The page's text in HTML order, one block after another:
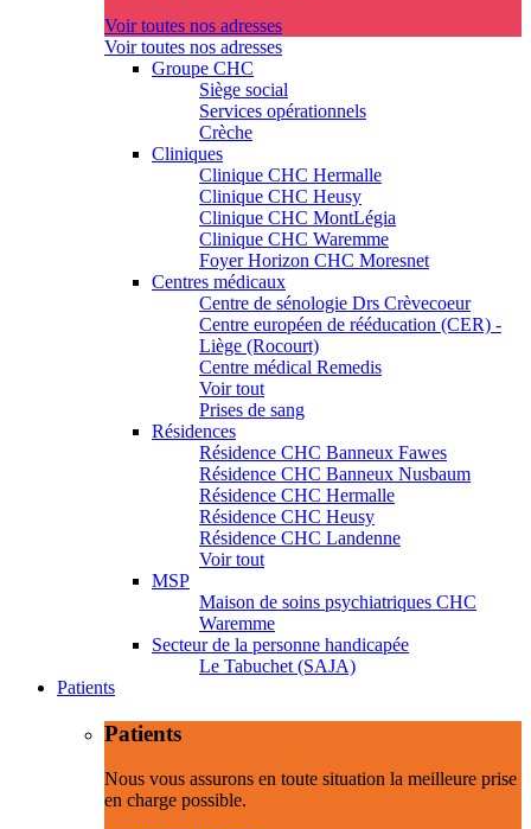
Voir toutes nos adresses
Voir toutes nos adresses
Groupe CHC
Siège social
Services opérationnels
Crèche
Cliniques
Clinique CHC Hermalle
Clinique CHC Heusy
Clinique CHC MontLégia
Clinique CHC Waremme
Foyer Horizon CHC Moresnet
Centres médicaux
Centre de sénologie Drs Crèvecoeur
Centre européen de rééducation (CER) -
Liège (Rocourt)
Centre médical Remedis
Voir tout
Prises de sang
Résidences
Résidence CHC Banneux Fawes
Résidence CHC Banneux Nusbaum
Résidence CHC Hermalle
Résidence CHC Heusy
Résidence CHC Landenne
Voir tout
MSP
Maison de soins psychiatriques CHC
Waremme
Secteur de la personne handicapée
Le Tabuchet (SAJA)
Patients
Patients
Nous vous assurons en toute situation la meilleure prise
en charge possible.